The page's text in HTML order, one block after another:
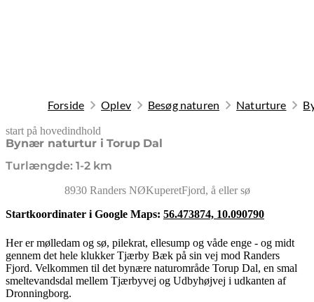
Forside Oplev Besøg naturen Naturture
start på hovedindhold
Bynær naturtur i Torup Dal
Turlængde: 1-2 km
senest opdateret 19. januar 2026
8930 Randers NØKuperetFjord, å eller sø
Startkoordinater i Google Maps: 56.473874, 10.090790
Her er mølledam og sø, pilekrat, ellesump og våde enge - og midt
gennem det hele klukker Tjærby Bæk på sin vej mod Randers
Fjord. Velkommen til det bynære naturområde Torup Dal, en smal
smeltevandsdal mellem Tjærbyvej og Udbyhøjvej i udkanten af
Dronningborg.